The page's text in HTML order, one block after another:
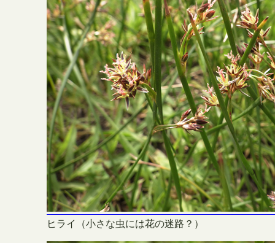
ヒライ（小さな虫には花の迷路？）